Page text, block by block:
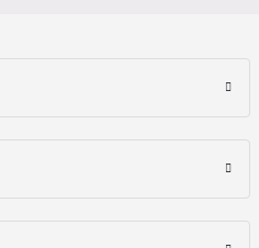
) V6560020E000